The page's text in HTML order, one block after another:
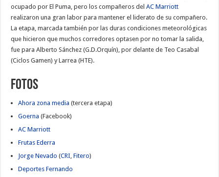
ocupado por El Puma, pero los compañeros delAC Marriott
realizaron una gran labor para mantener el liderato de su compañero.
La etapa, marcada también por las duras condiciones meteorológicas
que hicieron que muchos corredores optasen por no tomar la salida,
fue para Alberto Sánchez (G.D.Orquín), por delante de Teo Casabal
(Ciclos Gamen) y Larrea (HTE).
Fotos
Ahora zona media (tercera etapa)
Goerna (Facebook)
AC Marriott
Frutas Ederra
Jorge Nevado (CRI ,Fitero)
Deportes Fernando